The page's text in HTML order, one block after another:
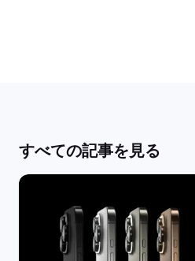
すべての記事を見る